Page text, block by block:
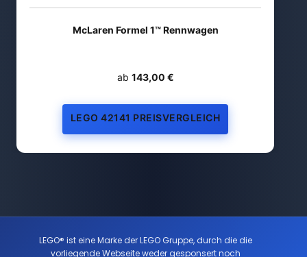
McLaren Formel 1™ Rennwagen
ab 143,00 €
LEGO 42141 PREISVERGLEICH
LEGO® ist eine Marke der LEGO Gruppe, durch die die
vorliegende Webseite weder gesponsert noch